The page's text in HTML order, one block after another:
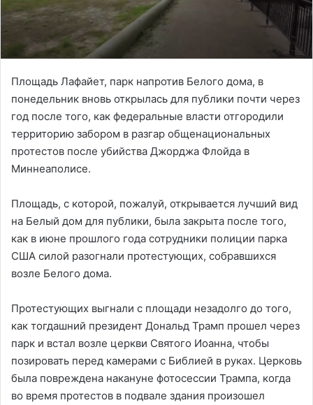
Площадь Лафайет, парк напротив Белого дома, в
понедельник вновь открылась для публики почти через
год после того, как федеральные власти отгородили
территорию забором в разгар общенациональных
протестов после убийства Джорджа Флойда в
Миннеаполисе.
Площадь, с которой, пожалуй, открывается лучший вид
на Белый дом для публики, была закрыта после того,
как в июне прошлого года сотрудники полиции парка
США силой разогнали протестующих, собравшихся
возле Белого дома.
Протестующих выгнали с площади незадолго до того,
как тогдашний президент Дональд Трамп прошел через
парк и встал возле церкви Святого Иоанна, чтобы
позировать перед камерами с Библией в руках. Церковь
была повреждена накануне фотосессии Трампа, когда
во время протестов в подвале здания произошел